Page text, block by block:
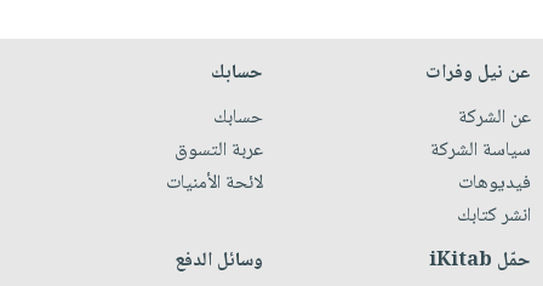
عن نيل وفرات
عن الشركة
سياسة الشركة
فيديوهات
انشر كتابك
حسابك
حسابك
عربة التسوق
لائحة الأمنيات
حمّل iKitab وسائل الدفع